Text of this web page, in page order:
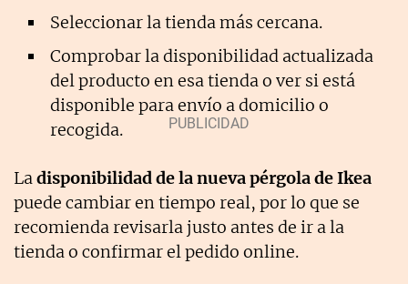
Seleccionar la tienda más cercana.
Comprobar la disponibilidad actualizada
del producto en esa tienda o ver si está
disponible para envío a domicilio o
recogida.
Ladisponibilidad de la nueva pérgola de Ikea
puede cambiar en tiempo real, por lo que se
recomienda revisarla justo antes de ir a la
tienda o confirmar el pedido online.